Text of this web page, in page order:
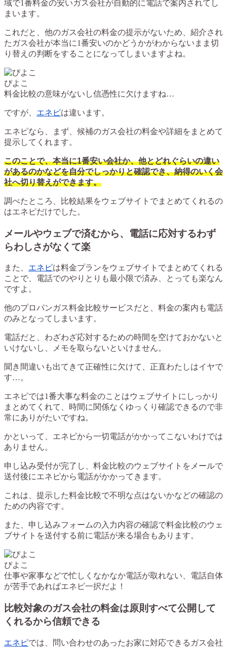
域で1番料金の安いガス会社が自動的に電話で案内されてし
まいます。
これだと、他のガス会社の料金の提示がないため、紹介され
たガス会社が本当に1番安いのかどうかがわからないまま切
り替えの判断をすることになってしまいますよね。
ぴよこ
料金比較の意味がないし信憑性に欠けますね…
ですが、 エネピは違います。
エネピなら、まず、候補のガス会社の料金や詳細をまとめて
提示してくれます。
このことで、本当に1番安い会社か、他とどれぐらいの違い
があるのかなどを自分でしっかりと確認でき、納得のいく会
社へ切り替えができます。
調べたところ、比較結果をウェブサイトでまとめてくれるの
はエネピだけでした。
メールやウェブで済むから、電話に応対するわず
らわしさがなくて楽
また、 エネピは料金プランをウェブサイトでまとめてくれる
ことで、電話でのやりとりも最小限で済み、とっても楽なん
ですよ。
他のプロパンガス料金比較サービスだと、料金の案内も電話
のみとなってしまいます。
電話だと、わざわざ応対するための時間を空けておかないと
いけないし、メモを取らないといけません。
聞き間違いも出てきて正確性に欠けて、正直わたしはイヤで
す…。
エネピでは1番大事な料金のことはウェブサイトにしっかり
まとめてくれて、時間に関係なくゆっくり確認できるので非
常にありがたいですね。
かといって、エネピから一切電話がかかってこないわけでは
ありません。
申し込み受付が完了し、料金比較のウェブサイトをメールで
送付後にエネピから電話がかかってきます。
これは、提示した料金比較で不明な点はないかなどの確認の
ための内容です。
また、申し込みフォームの入力内容の確認で料金比較のウェ
ブサイトを送付する前に電話が来る場合もあります。
ぴよこ
仕事や家事などで忙しくなかなか電話が取れない、電話自体
が苦手であればエネピ一択だよ！
比較対象のガス会社の料金は原則すべて公開して
くれるから信頼できる
エネピでは、問い合わせのあったお家に対応できるガス会社